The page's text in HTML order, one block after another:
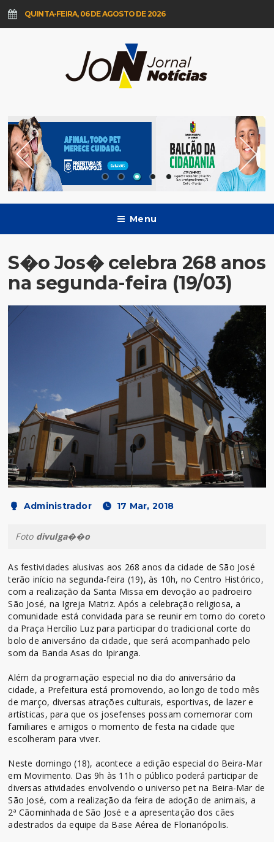
QUINTA-FEIRA, 06 DE AGOSTO DE 2026
Menu
S�o Jos� celebra 268 anos
na segunda-feira (19/03)
Administrador 17 Mar, 2018
Foto divulga��o
As festividades alusivas aos 268 anos da cidade de São José
terão início na segunda-feira (19), às 10h, no Centro Histórico,
com a realização da Santa Missa em devoção ao padroeiro
São José, na Igreja Matriz. Após a celebração religiosa, a
comunidade está convidada para se reunir em torno do coreto
da Praça Hercílio Luz para participar do tradicional corte do
bolo de aniversário da cidade, que será acompanhado pelo
som da Banda Asas do Ipiranga.
Além da programação especial no dia do aniversário da
cidade, a Prefeitura está promovendo, ao longo de todo mês
de março, diversas atrações culturais, esportivas, de lazer e
artísticas, para que os josefenses possam comemorar com
familiares e amigos o momento de festa na cidade que
escolheram para viver.
Neste domingo (18), acontece a edição especial do Beira-Mar
em Movimento. Das 9h às 11h o público poderá participar de
diversas atividades envolvendo o universo pet na Beira-Mar de
São José, com a realização da feira de adoção de animais, a
2ª Cãominhada de São José e a apresentação dos cães
adestrados da equipe da Base Aérea de Florianópolis.